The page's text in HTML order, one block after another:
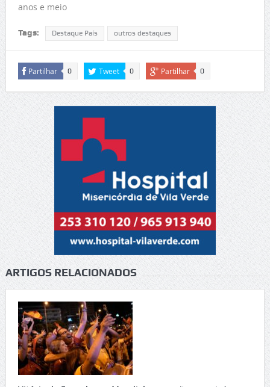
anos e meio
Tags: Destaque País outros destaques
Partilhar 0 Tweet 0 Partilhar 0
ARTIGOS RELACIONADOS